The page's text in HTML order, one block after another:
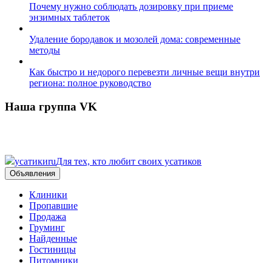
Почему нужно соблюдать дозировку при приеме
энзимных таблеток
Удаление бородавок и мозолей дома: современные
методы
Как быстро и недорого перевезти личные вещи внутри
региона: полное руководство
Наша группа VK
усатикиruДля тех, кто любит своих усатиков
Объявления
Клиники
Пропавшие
Продажа
Груминг
Найденные
Гостиницы
Питомники